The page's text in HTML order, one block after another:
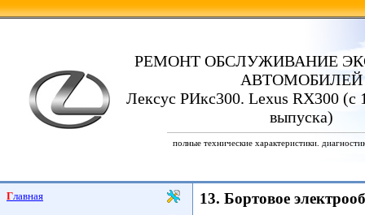
РЕМОНТ ОБСЛУЖИВАНИЕ
АВТОМОБИЛЕЙ
Лексус РИкс300. Lexus RX300 (с
выпуска)
полные технические характеристики.
Главная 13. Бортовое